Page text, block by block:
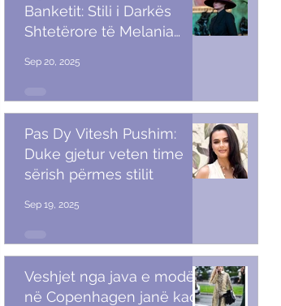
Banketit: Stili i Darkës
Shtetërore të Melania
Sep 20, 2025
Pas Dy Vitesh Pushim:
Duke gjetur veten time
sërish përmes stilit
Sep 19, 2025
Veshjet nga java e modës
në Copenhagen janë kaq